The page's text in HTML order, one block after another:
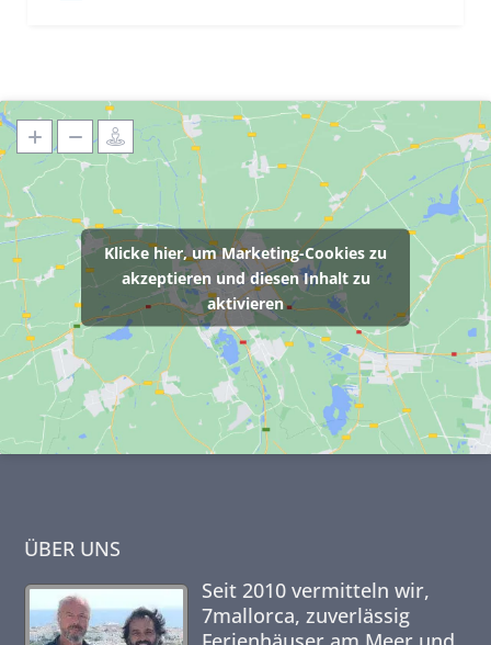
Klicke hier, um Marketing-Cookies zu
akzeptieren und diesen Inhalt zu
aktivieren
ÜBER UNS
Seit 2010 vermitteln wir,
7mallorca, zuverlässig